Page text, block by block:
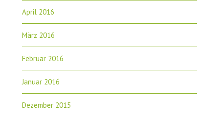
April 2016
März 2016
Februar 2016
Januar 2016
Dezember 2015